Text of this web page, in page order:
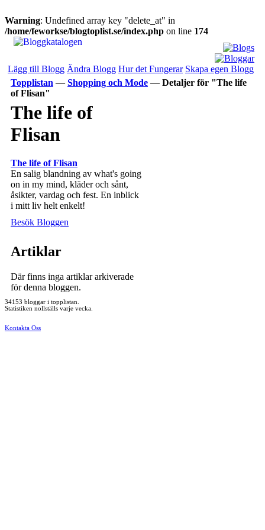
Warning: Undefined array key "delete_at" in
/home/feworkse/blogtoplist.se/index.php on line 174
Lägg till Blogg Ändra Blogg Hur det Fungerar Skapa egen Blogg
Topplistan — Shopping och Mode — Detaljer för "The life
of Flisan"
The life of
Flisan
The life of Flisan
En salig blandning av what's going
on in my mind, kläder och sånt,
åsikter, vardag och fest. En inblick
i mitt liv helt enkelt!
Besök Bloggen
Artiklar
Där finns inga artiklar arkiverade
för denna bloggen.
34153 bloggar i topplistan.
Statistiken nollställs varje vecka.
Kontakta Oss